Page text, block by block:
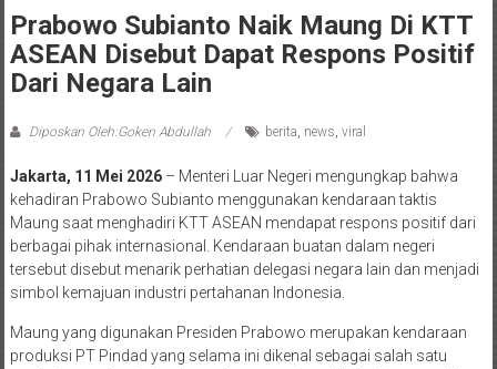
Prabowo Subianto Naik Maung Di KTT
ASEAN Disebut Dapat Respons Positif
Dari Negara Lain
Diposkan Oleh:Goken Abdullah berita, news, viral
Jakarta, 11 Mei 2026– Menteri Luar Negeri mengungkap bahwa
kehadiran Prabowo Subianto menggunakan kendaraan taktis
Maung saat menghadiri KTT ASEAN mendapat respons positif dari
berbagai pihak internasional. Kendaraan buatan dalam negeri
tersebut disebut menarik perhatian delegasi negara lain dan menjadi
simbol kemajuan industri pertahanan Indonesia.
Maung yang digunakan Presiden Prabowo merupakan kendaraan
produksi PT Pindad yang selama ini dikenal sebagai salah satu